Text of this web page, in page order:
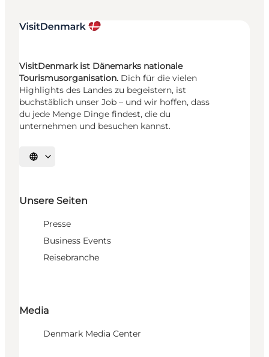
VisitDenmark ist Dänemarks nationale
Tourismusorganisation. Dich für die vielen
Highlights des Landes zu begeistern, ist
buchstäblich unser Job – und wir hoffen, dass
du jede Menge Dinge findest, die du
unternehmen und besuchen kannst.
Sprache auswählen
Unsere Seiten
Presse
Business Events
Reisebranche
Media
Denmark Media Center